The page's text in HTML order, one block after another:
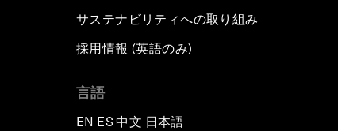
サステナビリティへの取り組み
採用情報 (英語のみ)
言語
EN ▪ ES▪中文▪ 日本語